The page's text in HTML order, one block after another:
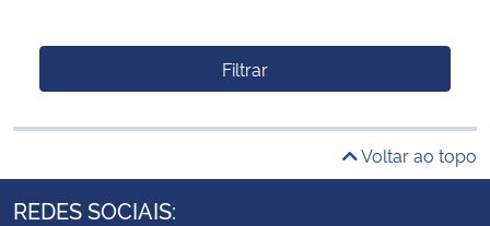
Filtrar
Voltar ao topo
REDES SOCIAIS: